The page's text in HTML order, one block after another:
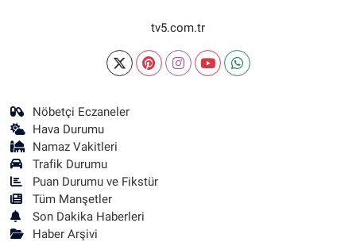
tv5.com.tr
Nöbetçi Eczaneler
Hava Durumu
Namaz Vakitleri
Trafik Durumu
Puan Durumu ve Fikstür
Tüm Manşetler
Son Dakika Haberleri
Haber Arşivi